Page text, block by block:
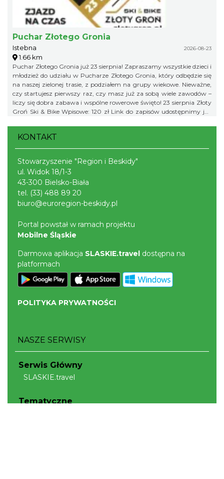
Puchar Złotego Gronia
Istebna 2026-08-23
1.66 km
Puchar Złotego Gronia już 23 sierpnia! Zapraszamy wszystkie dzieci i
młodzież do udziału w Pucharze Złotego Gronia, który odbędzie się
na naszej zielonej trasie, z podziałem na grupy wiekowe. Nieważne,
czy startujesz pierwszy raz, czy masz już za sobą wiele zawodów –
liczy się dobra zabawa i wspólne rowerowe święto! 23 sierpnia Złoty
Groń Ski & Bike Wpisowe: 120 zł Link do zapisów udostępnimy już
KONTAKT
Stowarzyszenie "Region i Beskidy"
ul. Widok 18/1-3
43-300 Bielsko-Biała
tel. (33) 488 89 20
biuro@euroregion-beskidy.pl
Portal powstał w ramach projektu
Mobilne Śląskie
Darmowa aplikacja SLASKIE.travel dostępna na
platformach
POLITYKA PRYWATNOŚCI
NASZE SERWISY
Serwis Główny
SLASKIE.travel
Tematyczne